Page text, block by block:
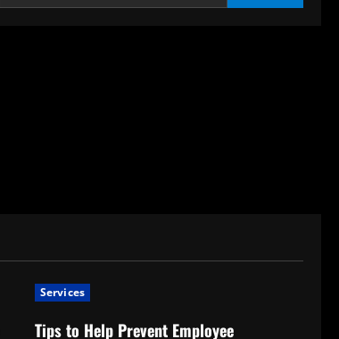
Services
Tips to Help Prevent Employee